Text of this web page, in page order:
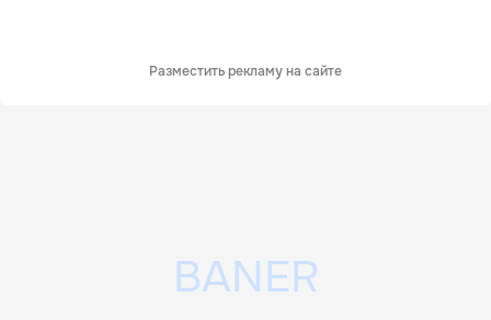
Разместить рекламу на сайте